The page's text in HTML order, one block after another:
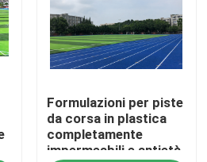
Formulazioni per piste
da corsa in plastica
completamente
impermeabili e antietà